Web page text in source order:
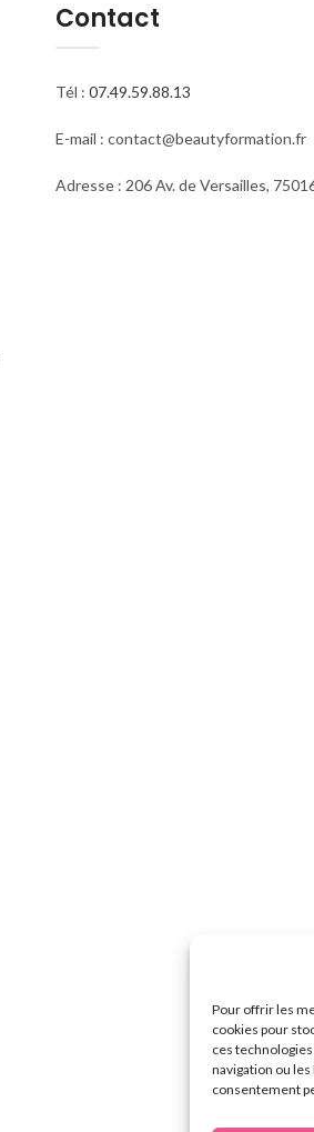
Pour offrir les
cookies pour
ces
navigation ou
consentement
Contact
Tél : 07.49.59.88.13
E-mail : contact@beautyformation.fr
Adresse : 206 Av. de Versailles,